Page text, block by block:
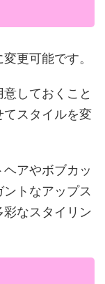
更可能です。
しておくこと
スタイルを変
アやボブカッ
トなアップス
なスタイリン